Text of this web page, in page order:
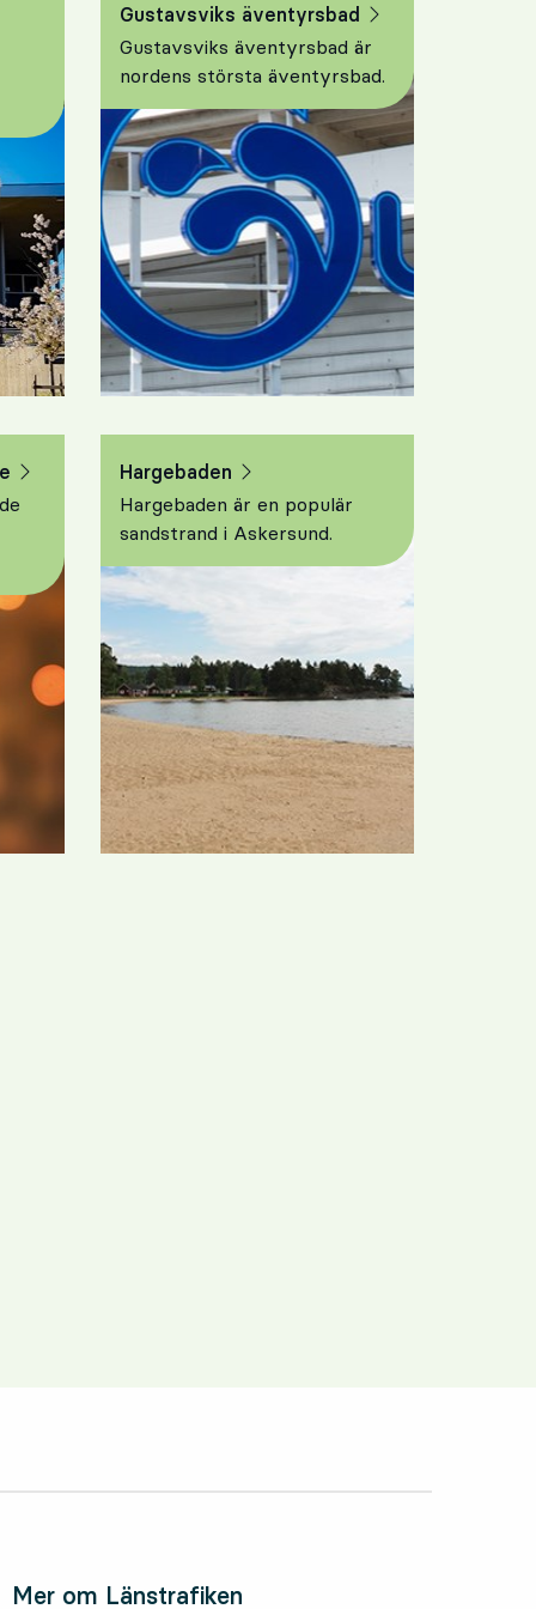
Gustavsviks äventyrsbad
Gustavsviks äventyrsbad är
nordens största äventyrsbad.
Hargebaden
Hargebaden är en populär
sandstrand i Askersund.
Mer om Länstrafiken